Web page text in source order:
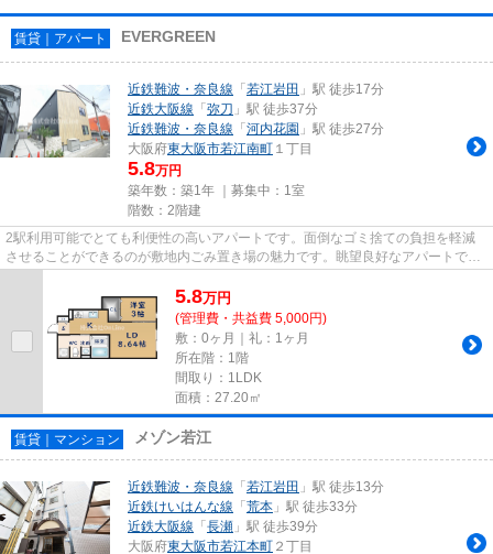
賃貸｜アパート EVERGREEN
近鉄難波・奈良線 「若江岩田 」駅 徒歩17分
近鉄大阪線 「弥刀 」駅 徒歩37分
近鉄難波・奈良線 「河内花園 」駅 徒歩27分
大阪府東大阪市若江南町 １丁目
5.8万円
築年数：築1年 ｜募集中： 1室
階数：2階建
2駅利用可能でとても利便性の高いアパートです。面倒なゴミ捨ての負担を軽減
させることができるのが敷地内ごみ置き場の魅力です。眺望良好なアパートで
す。駐車場までの距離は100mです...
5.8万円
(管理費・共益費 5,000円)
敷：0ヶ月｜礼：1ヶ月
所在階：1階
間取り：1LDK
面積：27.20㎡
賃貸｜マンション メゾン若江
近鉄難波・奈良線 「若江岩田 」駅 徒歩13分
近鉄けいはんな線 「荒本 」駅 徒歩33分
近鉄大阪線 「長瀬 」駅 徒歩39分
大阪府東大阪市若江本町 ２丁目